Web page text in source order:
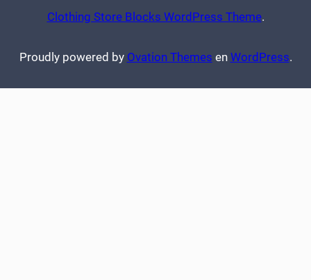
Clothing Store Blocks WordPress Theme.
Proudly powered by Ovation Themes en WordPress.